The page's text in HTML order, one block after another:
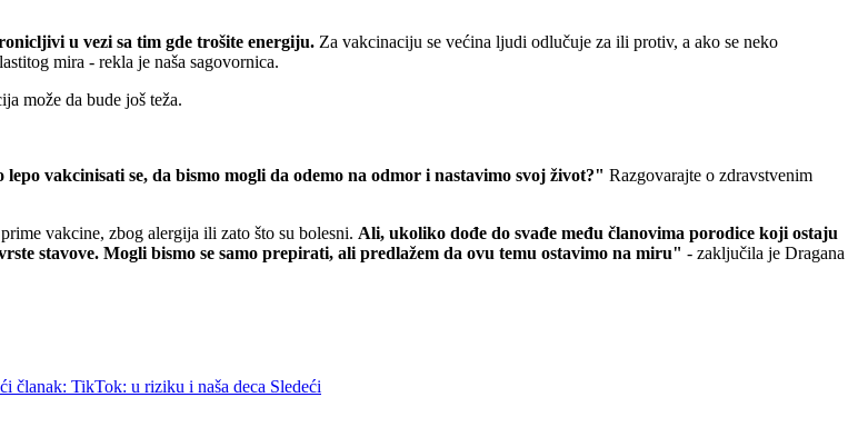
u vezi sa tim gde trošite energiju. Za vakcinaciju se većina ljudi odlučuje za ili protiv, a ako se neko
mira - rekla je naša sagovornica.
može da bude još teža.
vakcinisati se, da bismo mogli da odemo na odmor i nastavimo svoj život?" Razgovarajte o zdravstvenim
vakcine, zbog alergija ili zato što su bolesni. Ali, ukoliko dođe do svađe među članovima porodice koji ostaju
stavove. Mogli bismo se samo prepirati, ali predlažem da ovu temu ostavimo na miru" - zaključila je Dragana
članak: TikTok: u riziku i naša deca Sledeći